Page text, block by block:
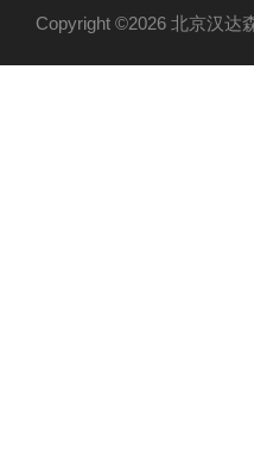
Copyright ©2026 北京汉